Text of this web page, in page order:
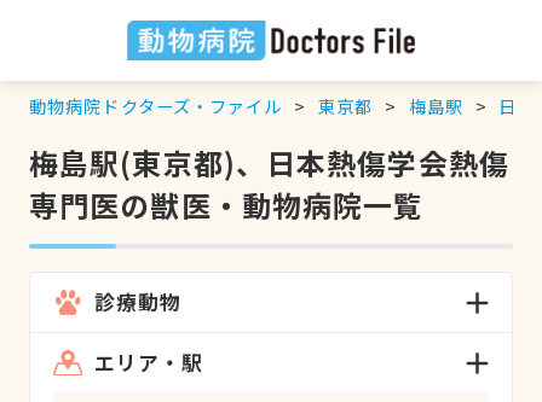
動物病院ドクターズ・ファイル 東京都 梅島駅 日本
梅島駅(東京都)、日本熱傷学会熱傷
専門医の獣医・動物病院一覧
診療動物
エリア・駅